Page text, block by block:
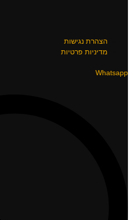
הצהרת נגישות
מדיניות פרטיות
Whatsapp